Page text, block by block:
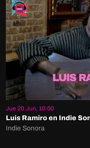
Jue 20 Jun, 10:00
Luis Ramiro en Indie
Indie Sonora